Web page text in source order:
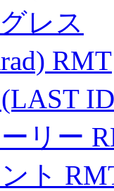
レス
RMT
リー
ト